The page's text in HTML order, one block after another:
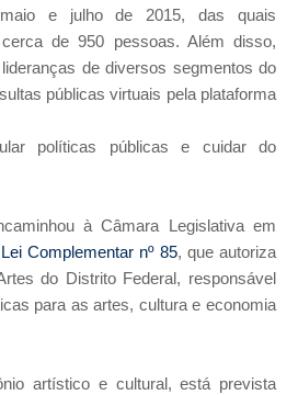
maio e julho de 2015, das quais
de 950 pessoas. Além disso,
de diversos segmentos do
públicas virtuais pela plataforma
políticas públicas e cuidar do
à Câmara Legislativa em
Complementar nº 85, que autoriza
do Distrito Federal, responsável
para as artes, cultura e economia
artístico e cultural, está prevista